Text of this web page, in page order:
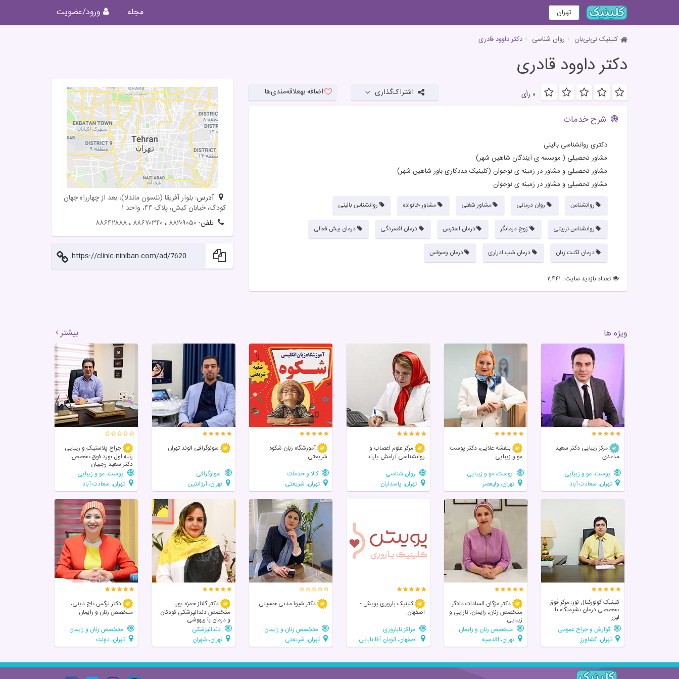
تهران مجله ورود/عضویت
کلینیک نی‌نی‌بان روان شناسی دکتر داوود قادری
دکتر داوود قادری
۰ رأی اشتراک‌گذاری اضافه بهعلاقه‌مندی‌ها
شرح خدمات
دکتری روانشناسی بالینی
مشاور تحصیلی ( موسسه ی آیندگان شاهین شهر)
مشاور تحصیلی و مشاور در زمینه ی نوجوان (کلینیک مددکاری باور شاهین شهر)
مشاور تحصیلی و مشاور در زمینه ی نوجوان
روانشناس روان درمانی مشاور شغلی مشاور خانواده روانشناس بالینی
روانشناس تربیتی زوج درمانگر درمان استرس درمان افسردگی درمان بیش فعالی
درمان لکنت زبان درمان شب ادراری درمان وسواس
تعداد بازدید سایت : ۲,۴۴۱
آدرس: بلوار آفریقا (نلسون ماندلا)، بعد از چهارراه جهان
کودک، خیابان کیش، پلاک ۴۴، واحد ۱
تلفن: ۸۸۲۰۹۰۵۰ ، ۸۸۶۷۰۳۴۰ ،۸۸۶۴۲۸۸۸
https://clinic.niniban.com/ad/7620
ویژه ها بیشتر
مرکز زیبایی دکتر سعید
ساعدی
پوست، مو و زیبایی
تهران، سعادت آباد
بنفشه علایی، دکتر پوست
مو و زیبایی
پوست، مو و زیبایی
تهران، ولیعصر
مرکز علوم اعصاب و
روانشناسی آرامش پارند
روان شناسی
تهران، پاسداران
آموزشگاه زبان شکوه
شریعتی
کالا و خدمات
تهران، شریعتی
سونوگرافی الوند تهران
سونوگرافی
تهران، آرژانتین
جراح پلاستیک و زیبایی
رتبه اول بورد فوق تخصص،
دکتر سعید رجبیان
پوست، مو و زیبایی
تهران، سعادت آباد
کلینیک کولورکتال نور؛ مرکز فوق‌
تخصصی درمان نشیمنگاه با
لیزر
گوارش و جراح عمومی
تهران، کشاورز
دکتر مژگان السادات دادگر،
متخصص زنان، زایمان، نازایی و
زیبایی
متخصص زنان و زایمان
تهران، اقدسیه
کلینیک باروری پویش -
اصفهان..
مراکز ناباروری
اصفهان، اتوبان آقا بابایی
دکتر شیوا مدنی حسینی
متخصص زنان و زایمان
تهران، شریعتی
دکتر گلناز حمزه پور،
متخصص دندانپزشکی کودکان
و درمان با بیهوشی
دندانپزشکی
تهران، شهران
دکتر نرگس تاج دینی،
متخصص زنان و زایمان
متخصص زنان و زایمان
تهران، دولت